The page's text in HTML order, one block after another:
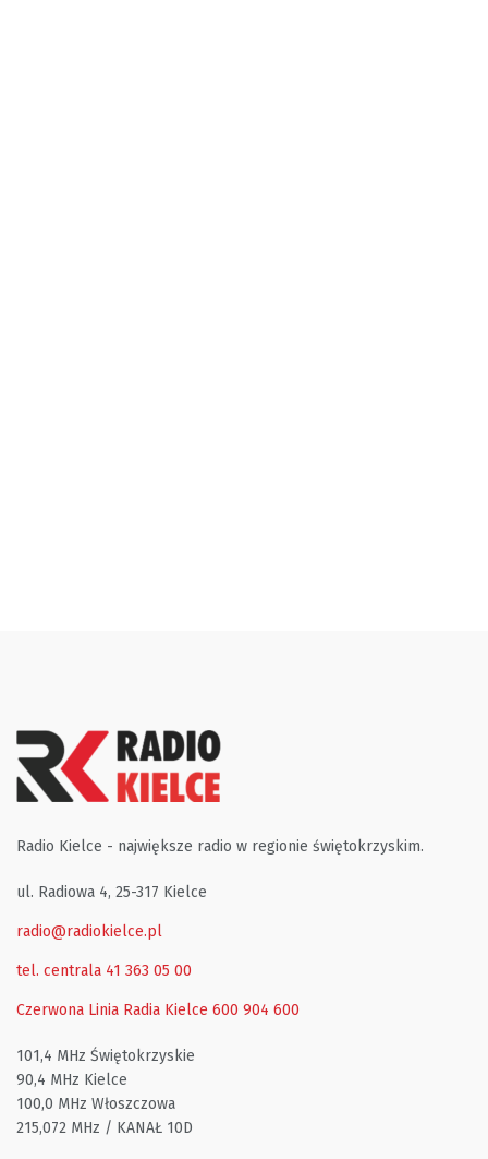
Radio Kielce - największe radio w regionie świętokrzyskim.
ul. Radiowa 4, 25-317 Kielce
radio@radiokielce.pl
tel. centrala 41 363 05 00
Czerwona Linia Radia Kielce 600 904 600
101,4 MHz Świętokrzyskie
90,4 MHz Kielce
100,0 MHz Włoszczowa
215,072 MHz / KANAŁ 10D